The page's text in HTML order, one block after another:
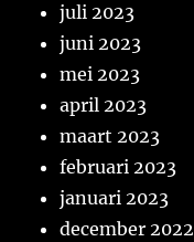
juli 2023
juni 2023
mei 2023
april 2023
maart 2023
februari 2023
januari 2023
december 2022